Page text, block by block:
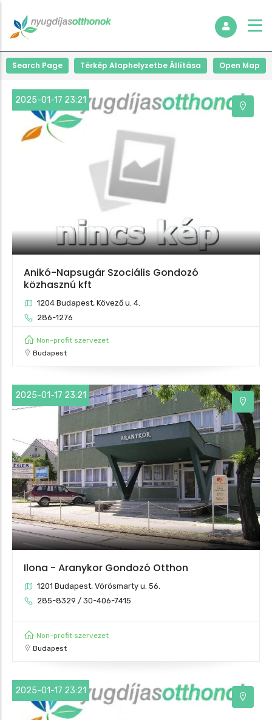
Search Page Térkép Alaphelyzetbe Állítása Open Map
Anikó-Napsugár Szociális Gondozó
közhasznú kft
1204 Budapest, Kövező u. 4.
286-1276
2025-01-17 23:21
Non-profit szervezet
Budapest
Ilona - Aranykor Gondozó Otthon
1201 Budapest, Vörösmarty u. 56.
285-8329 / 30-406-7415
2025-01-17 23:21
Non-profit szervezet
Budapest
2025-01-17 23:21
+